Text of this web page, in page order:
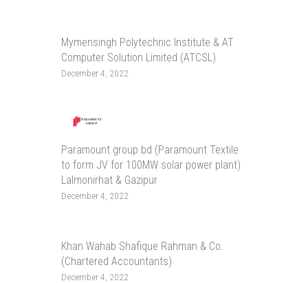
Mymensingh Polytechnic Institute & AT
Computer Solution Limited (ATCSL)
December 4, 2022
Paramount group bd (Paramount Textile
to form JV for 100MW solar power plant)
Lalmonirhat & Gazipur
December 4, 2022
Khan Wahab Shafique Rahman & Co.
(Chartered Accountants)
December 4, 2022